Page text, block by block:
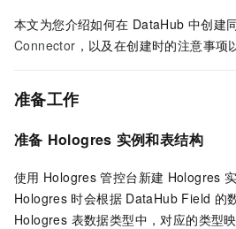
本文为您介绍如何在 DataHub 中创建
Connector ，以及在创建时的注意事项
准备工作
准备 Hologres 实例和表结构
使用 Hologres 管控台新建 Hologres
Hologres 时会根据 DataHub Field 的
Hologres 表数据类型中，对应的类型